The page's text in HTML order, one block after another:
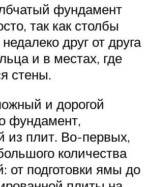
фундамент
так как столбы
друг от друга
и в местах, где
стены.
и дорогой
фундамент,
из плит. Во-первых,
количества
от подготовки ямы до